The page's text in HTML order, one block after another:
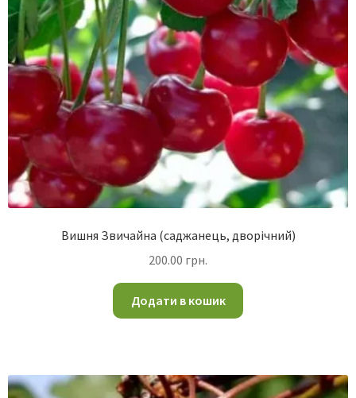
Вишня Звичайна (саджанець, дворічний)
200.00 грн.
Додати в кошик